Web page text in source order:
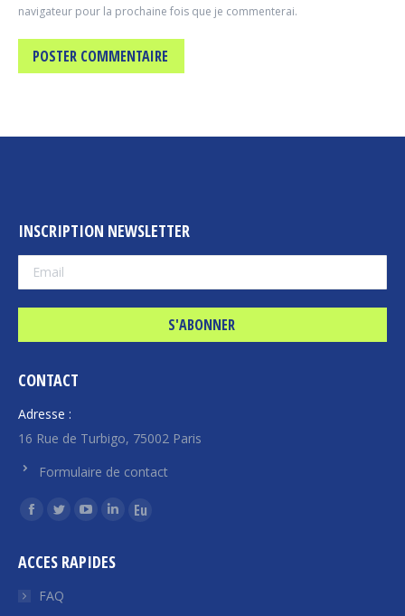
navigateur pour la prochaine fois que je commenterai.
POSTER COMMENTAIRE
INSCRIPTION NEWSLETTER
CONTACT
Adresse :
16 Rue de Turbigo, 75002 Paris
Formulaire de contact
Trouvez nous sur :
La
Facebook
s'ouvre
La
Twitter
s'ouvre
La
YouTube
La
LinkedIn
La
ACCES RAPIDES
FAQ